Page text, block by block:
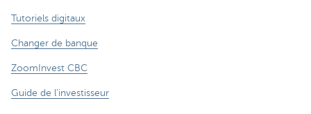
Tutoriels digitaux
Changer de banque
ZoomInvest CBC
Guide de l'investisseur